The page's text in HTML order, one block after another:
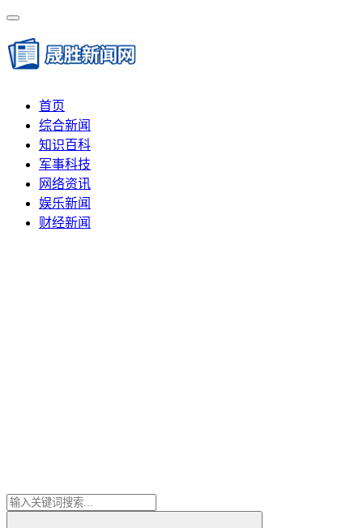
首页
综合新闻
知识百科
军事科技
网络资讯
娱乐新闻
财经新闻